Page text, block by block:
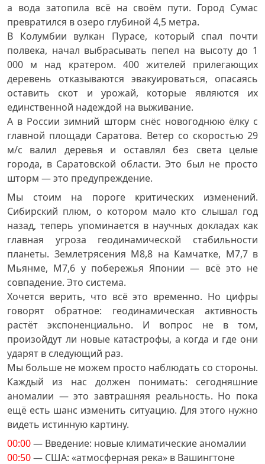
а вода затопила всё на своём пути. Город Сумас
превратился в озеро глубиной 4,5 метра.
В Колумбии вулкан Пурасе, который спал почти
полвека, начал выбрасывать пепел на высоту до 1
000 м над кратером. 400 жителей прилегающих
деревень отказываются эвакуироваться, опасаясь
оставить скот и урожай, которые являются их
единственной надеждой на выживание.
А в России зимний шторм снёс новогоднюю ёлку с
главной площади Саратова. Ветер со скоростью 29
м/с валил деревья и оставлял без света целые
города, в Саратовской области. Это был не просто
шторм — это предупреждение.
Мы стоим на пороге критических изменений.
Сибирский плюм, о котором мало кто слышал год
назад, теперь упоминается в научных докладах как
главная угроза геодинамической стабильности
планеты. Землетрясения М8,8 на Камчатке, М7,7 в
Мьянме, М7,6 у побережья Японии — всё это не
совпадение. Это система.
Хочется верить, что всё это временно. Но цифры
говорят обратное: геодинамическая активность
растёт экспоненциально. И вопрос не в том,
произойдут ли новые катастрофы, а когда и где они
ударят в следующий раз.
Мы больше не можем просто наблюдать со стороны.
Каждый из нас должен понимать: сегодняшние
аномалии — это завтрашняя реальность. Но пока
ещё есть шанс изменить ситуацию. Для этого нужно
видеть истинную картину.
00:00— Введение: новые климатические аномалии
00:50— США: «атмосферная река» в Вашингтоне